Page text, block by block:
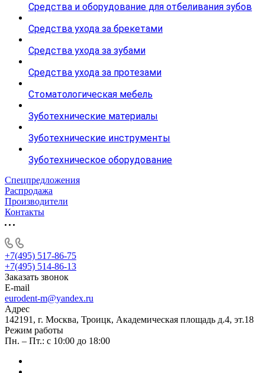
Средства и оборудование для отбеливания зубов
Средства ухода за брекетами
Средства ухода за зубами
Средства ухода за протезами
Стоматологическая мебель
Зуботехнические материалы
Зуботехнические инструменты
Зуботехническое оборудование
Спецпредложения
Распродажа
Производители
Контакты
+7(495) 517-86-75
+7(495) 514-86-13
Заказать звонок
E-mail
eurodent-m@yandex.ru
Адрес
142191, г. Москва, Троицк, Академическая площадь д.4, эт.18
Режим работы
Пн. – Пт.: с 10:00 до 18:00